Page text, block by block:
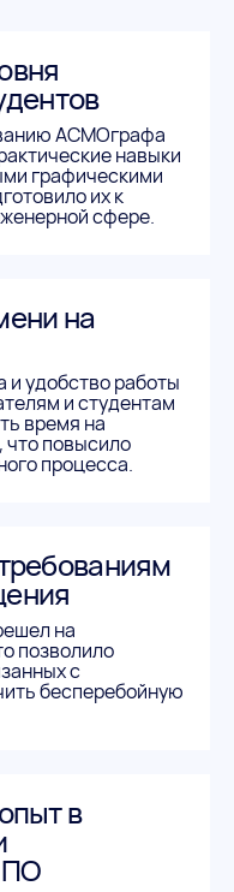
АСМОграфа
навыки
графическими
их к
сфере.
на
и удобство работы
и студентам
время на
повысило
процесса.
на
позволило
с
бесперебойную
в
ПО